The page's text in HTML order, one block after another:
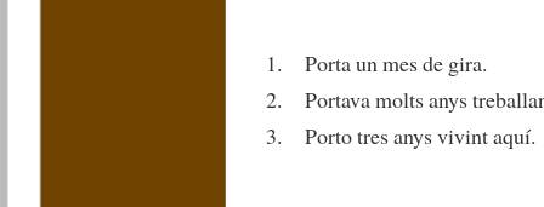
Porta un mes de gira.
Portava molts anys
Porto tres anys vivint aquí.